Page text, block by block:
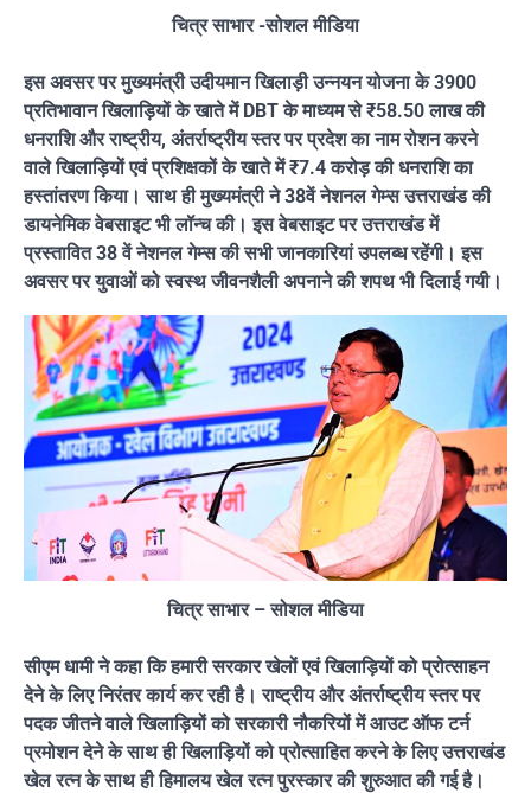
चित्र साभार -सोशल मीडिया
इस अवसर पर मुख्यमंत्री उदीयमान खिलाड़ी उन्नयन योजना के 3900
प्रतिभावान खिलाड़ियों के खाते में DBT के माध्यम से ₹58.50 लाख की
धनराशि और राष्ट्रीय, अंतर्राष्ट्रीय स्तर पर प्रदेश का नाम रोशन करने
वाले खिलाड़ियों एवं प्रशिक्षकों के खाते में ₹7.4 करोड़ की धनराशि का
हस्तांतरण किया। साथ ही मुख्यमंत्री ने 38वें नेशनल गेम्स उत्तराखंड की
डायनेमिक वेबसाइट भी लॉन्च की। इस वेबसाइट पर उत्तराखंड में
प्रस्तावित 38 वें नेशनल गेम्स की सभी जानकारियां उपलब्ध रहेंगी। इस
अवसर पर युवाओं को स्वस्थ जीवनशैली अपनाने की शपथ भी दिलाई गयी।
चित्र साभार – सोशल मीडिया
सीएम धामी ने कहा कि हमारी सरकार खेलों एवं खिलाड़ियों को प्रोत्साहन
देने के लिए निरंतर कार्य कर रही है। राष्ट्रीय और अंतर्राष्ट्रीय स्तर पर
पदक जीतने वाले खिलाड़ियों को सरकारी नौकरियों में आउट ऑफ टर्न
प्रमोशन देने के साथ ही खिलाड़ियों को प्रोत्साहित करने के लिए उत्तराखंड
खेल रत्न के साथ ही हिमालय खेल रत्न पुरस्कार की शुरुआत की गई है।